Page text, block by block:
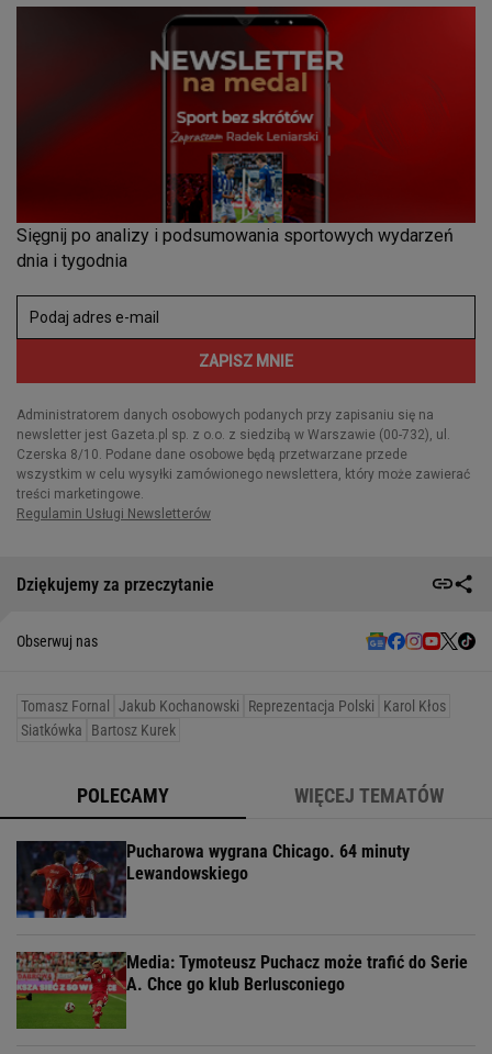
Dziękujemy za przeczytanie
Obserwuj nas
Tomasz Fornal Jakub Kochanowski Reprezentacja Polski
Karol Kłos
Siatkówka
Bartosz Kurek
POLECAMY WIĘCEJ TEMATÓW
Pucharowa wygrana Chicago. 64 minuty
Lewandowskiego
Media: Tymoteusz Puchacz może trafić do Serie
A. Chce go klub Berlusconiego